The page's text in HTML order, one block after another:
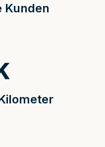
Kunden